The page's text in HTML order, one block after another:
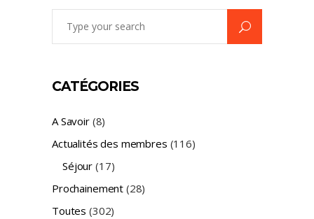
CATÉGORIES
A Savoir(8)
Actualités des membres (116)
Séjour (17)
Prochainement (28)
Toutes (302)